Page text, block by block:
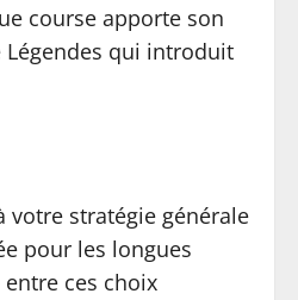
course apporte son
Légendes qui introduit
stratégie générale
pour les longues
ces choix